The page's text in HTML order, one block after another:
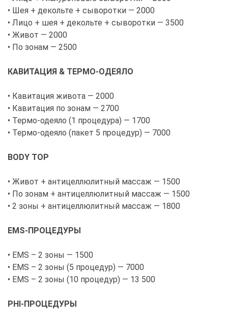
• Шея + декольте + сыворотки — 2000
• Лицо + шея + декольте + сыворотки — 3500
• Живот — 2000
• По зонам — 2500
КАВИТАЦИЯ & ТЕРМО-ОДЕЯЛО
• Кавитация живота — 2000
• Кавитация по зонам — 2700
• Термо-одеяло (1 процедура) — 1700
• Термо-одеяло (пакет 5 процедур) — 7000
BODY TOP
• Живот + антицеллюлитный массаж — 1500
• По зонам + антицеллюлитный массаж — 1500
• 2 зоны + антицеллюлитный массаж — 1800
EMS-ПРОЦЕДУРЫ
• EMS – 2 зоны — 1500
• EMS – 2 зоны (5 процедур) — 7000
• EMS – 2 зоны (10 процедур) — 13 500
PHI-ПРОЦЕДУРЫ